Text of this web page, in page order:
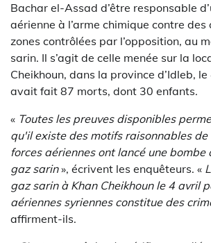
Bachar el-Assad d’être responsable
aérienne à l’arme chimique contre des
zones contrôlées par l’opposition, au
sarin. Il s’agit de celle menée sur la
Cheikhoun, dans la province d’Idleb,
avait fait 87 morts, dont 30 enfants.
« Toutes les preuves disponibles
qu'il existe des motifs raisonnables de
forces aériennes ont lancé une
gaz sarin», écrivent les enquêteurs. «
gaz sarin à Khan Cheikhoun le 4 avril
aériennes syriennes constitue des
affirment-ils.